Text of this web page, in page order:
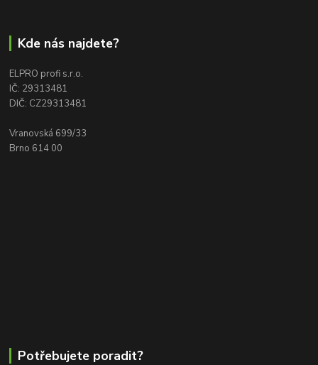
Kde nás najdete?
ELPRO profi s.r.o.
IČ: 29313481
DIČ: CZ29313481
Vranovská 699/33
Brno 614 00
Potřebujete poradit?